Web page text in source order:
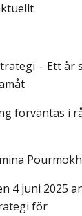
– Ett år
förväntas i
4 juni 2025
för